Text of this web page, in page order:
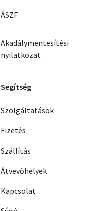
ÁSZF
Akadálymentesítési
nyilatkozat
Segítség
Szolgáltatások
Fizetés
Szállítás
Átvevőhelyek
Kapcsolat